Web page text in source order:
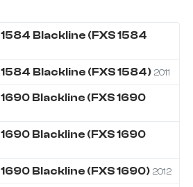
1584 Blackline (FXS 1584
1584 Blackline (FXS 1584) 2011
1690 Blackline (FXS 1690
1690 Blackline (FXS 1690
1690 Blackline (FXS 1690) 2012